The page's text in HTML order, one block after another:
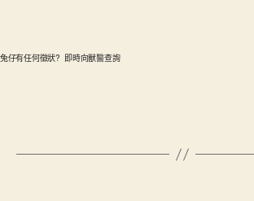
兔仔有任何徵狀? 即時向獸醫查詢